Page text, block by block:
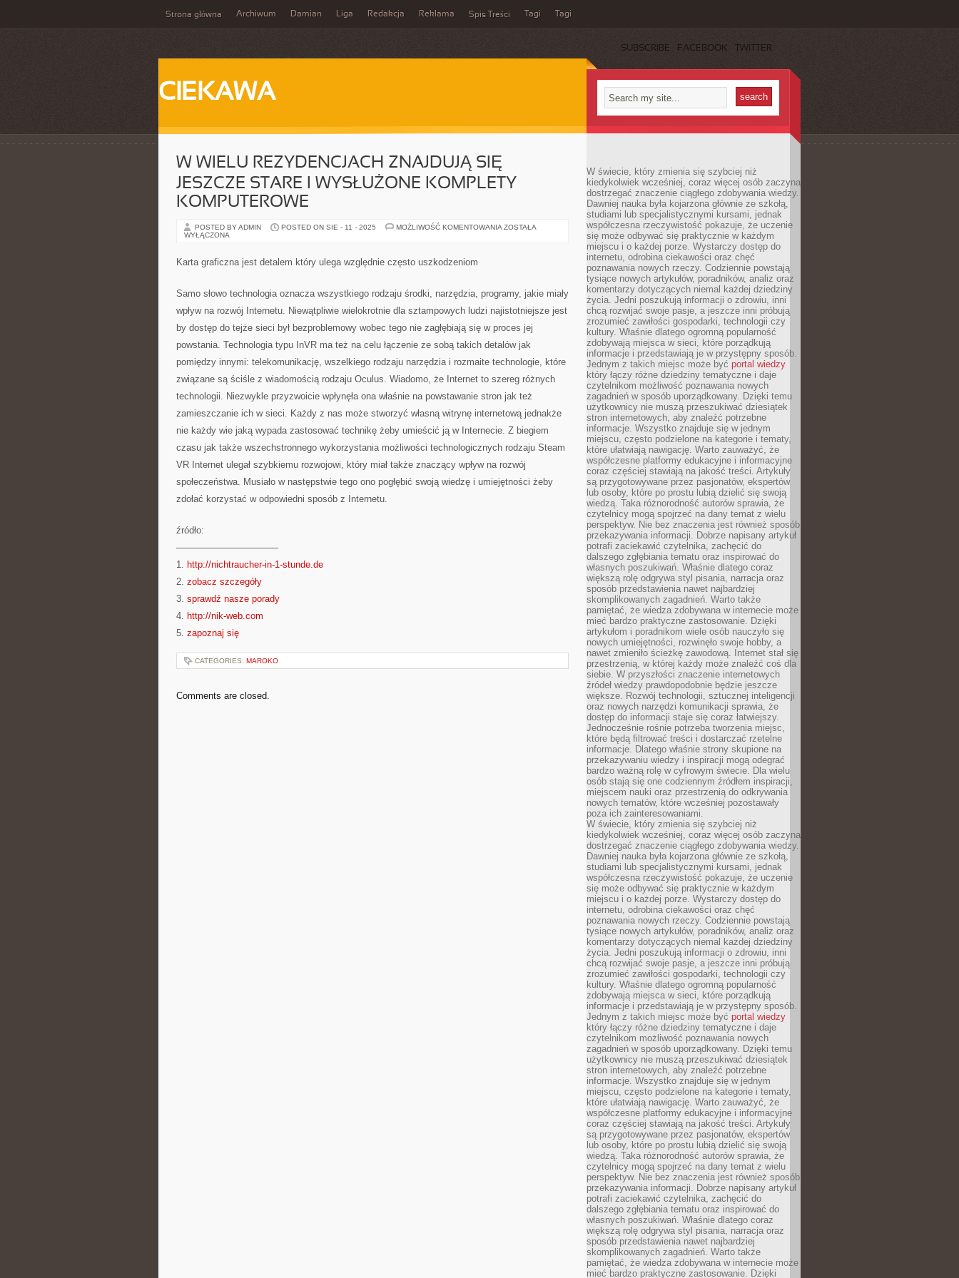
Strona główna Archiwum Damian Liga Redakcja Reklama Spis Treści Tagi Tagi
SUBSCRIBE FACEBOOK TWITTER
CIEKAWA
W WIELU REZYDENCJACH ZNAJDUJĄ SIĘ
JESZCZE STARE I WYSŁUŻONE KOMPLETY
KOMPUTEROWE
POSTED BY ADMIN POSTED ON SIE - 11 - 2025 MOŻLIWOŚĆ KOMENTOWANIA W
WYSŁUŻONE
KOMPLETY
ZOSTAŁA
WYŁĄCZONA
Karta graficzna jest detalem który ulega względnie często uszkodzeniom
Samo słowo technologia oznacza wszystkiego rodzaju środki, narzędzia, programy, jakie miały
wpływ na rozwój Internetu. Niewątpliwie wielokrotnie dla sztampowych ludzi najistotniejsze jest
by dostęp do tejże sieci był bezproblemowy wobec tego nie zagłębiają się w proces jej
powstania. Technologia typu InVR ma też na celu łączenie ze sobą takich detalów jak
pomiędzy innymi: telekomunikację, wszelkiego rodzaju narzędzia i rozmaite technologie, które
związane są ściśle z wiadomością rodzaju Oculus. Wiadomo, że Internet to szereg różnych
technologii. Niezwykle przyzwoicie wpłynęła ona właśnie na powstawanie stron jak też
zamieszczanie ich w sieci. Każdy z nas może stworzyć własną witrynę internetową jednakże
nie każdy wie jaką wypada zastosować technikę żeby umieścić ją w Internecie. Z biegiem
czasu jak także wszechstronnego wykorzystania możliwości technologicznych rodzaju Steam
VR Internet ulegał szybkiemu rozwojowi, który miał także znaczący wpływ na rozwój
społeczeństwa. Musiało w następstwie tego ono pogłębić swoją wiedzę i umiejętności żeby
zdołać korzystać w odpowiedni sposób z Internetu.
źródło:
———————————
1. http://nichtraucher-in-1-stunde.de
2. zobacz szczegóły
3. sprawdź nasze porady
4. http://nik-web.com
5. zapoznaj się
CATEGORIES: MAROKO
Comments are closed.
W świecie, który zmienia się szybciej niż
kiedykolwiek wcześniej, coraz więcej osób zaczyna
dostrzegać znaczenie ciągłego zdobywania wiedzy.
Dawniej nauka była kojarzona głównie ze szkołą,
studiami lub specjalistycznymi kursami, jednak
współczesna rzeczywistość pokazuje, że uczenie
się może odbywać się praktycznie w każdym
miejscu i o każdej porze. Wystarczy dostęp do
internetu, odrobina ciekawości oraz chęć
poznawania nowych rzeczy. Codziennie powstają
tysiące nowych artykułów, poradników, analiz oraz
komentarzy dotyczących niemal każdej dziedziny
życia. Jedni poszukują informacji o zdrowiu, inni
chcą rozwijać swoje pasje, a jeszcze inni próbują
zrozumieć zawiłości gospodarki, technologii czy
kultury. Właśnie dlatego ogromną popularność
zdobywają miejsca w sieci, które porządkują
informacje i przedstawiają je w przystępny sposób.
Jednym z takich miejsc może być portal wiedzy
który łączy różne dziedziny tematyczne i daje
czytelnikom możliwość poznawania nowych
zagadnień w sposób uporządkowany. Dzięki temu
użytkownicy nie muszą przeszukiwać dziesiątek
stron internetowych, aby znaleźć potrzebne
informacje. Wszystko znajduje się w jednym
miejscu, często podzielone na kategorie i tematy,
które ułatwiają nawigację. Warto zauważyć, że
współczesne platformy edukacyjne i informacyjne
coraz częściej stawiają na jakość treści. Artykuły
są przygotowywane przez pasjonatów, ekspertów
lub osoby, które po prostu lubią dzielić się swoją
wiedzą. Taka różnorodność autorów sprawia, że
czytelnicy mogą spojrzeć na dany temat z wielu
perspektyw. Nie bez znaczenia jest również sposób
przekazywania informacji. Dobrze napisany artykuł
potrafi zaciekawić czytelnika, zachęcić do
dalszego zgłębiania tematu oraz inspirować do
własnych poszukiwań. Właśnie dlatego coraz
większą rolę odgrywa styl pisania, narracja oraz
sposób przedstawienia nawet najbardziej
skomplikowanych zagadnień. Warto także
pamiętać, że wiedza zdobywana w internecie może
mieć bardzo praktyczne zastosowanie. Dzięki
artykułom i poradnikom wiele osób nauczyło się
nowych umiejętności, rozwinęło swoje hobby, a
nawet zmieniło ścieżkę zawodową. Internet stał się
przestrzenią, w której każdy może znaleźć coś dla
siebie. W przyszłości znaczenie internetowych
źródeł wiedzy prawdopodobnie będzie jeszcze
większe. Rozwój technologii, sztucznej inteligencji
oraz nowych narzędzi komunikacji sprawia, że
dostęp do informacji staje się coraz łatwiejszy.
Jednocześnie rośnie potrzeba tworzenia miejsc,
które będą filtrować treści i dostarczać rzetelne
informacje. Dlatego właśnie strony skupione na
przekazywaniu wiedzy i inspiracji mogą odegrać
bardzo ważną rolę w cyfrowym świecie. Dla wielu
osób stają się one codziennym źródłem inspiracji,
miejscem nauki oraz przestrzenią do odkrywania
nowych tematów, które wcześniej pozostawały
poza ich zainteresowaniami.
W świecie, który zmienia się szybciej niż
kiedykolwiek wcześniej, coraz więcej osób zaczyna
dostrzegać znaczenie ciągłego zdobywania wiedzy.
Dawniej nauka była kojarzona głównie ze szkołą,
studiami lub specjalistycznymi kursami, jednak
współczesna rzeczywistość pokazuje, że uczenie
się może odbywać się praktycznie w każdym
miejscu i o każdej porze. Wystarczy dostęp do
internetu, odrobina ciekawości oraz chęć
poznawania nowych rzeczy. Codziennie powstają
tysiące nowych artykułów, poradników, analiz oraz
komentarzy dotyczących niemal każdej dziedziny
życia. Jedni poszukują informacji o zdrowiu, inni
chcą rozwijać swoje pasje, a jeszcze inni próbują
zrozumieć zawiłości gospodarki, technologii czy
kultury. Właśnie dlatego ogromną popularność
zdobywają miejsca w sieci, które porządkują
informacje i przedstawiają je w przystępny sposób.
Jednym z takich miejsc może być portal wiedzy
który łączy różne dziedziny tematyczne i daje
czytelnikom możliwość poznawania nowych
zagadnień w sposób uporządkowany. Dzięki temu
użytkownicy nie muszą przeszukiwać dziesiątek
stron internetowych, aby znaleźć potrzebne
informacje. Wszystko znajduje się w jednym
miejscu, często podzielone na kategorie i tematy,
które ułatwiają nawigację. Warto zauważyć, że
współczesne platformy edukacyjne i informacyjne
coraz częściej stawiają na jakość treści. Artykuły
są przygotowywane przez pasjonatów, ekspertów
lub osoby, które po prostu lubią dzielić się swoją
wiedzą. Taka różnorodność autorów sprawia, że
czytelnicy mogą spojrzeć na dany temat z wielu
perspektyw. Nie bez znaczenia jest również sposób
przekazywania informacji. Dobrze napisany artykuł
potrafi zaciekawić czytelnika, zachęcić do
dalszego zgłębiania tematu oraz inspirować do
własnych poszukiwań. Właśnie dlatego coraz
większą rolę odgrywa styl pisania, narracja oraz
sposób przedstawienia nawet najbardziej
skomplikowanych zagadnień. Warto także
pamiętać, że wiedza zdobywana w internecie może
mieć bardzo praktyczne zastosowanie. Dzięki